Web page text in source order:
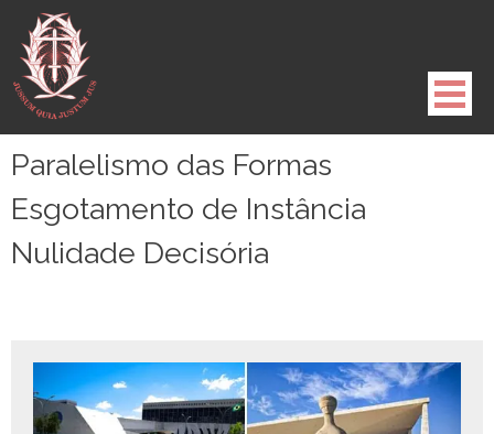
para
conteúdo
Paralelismo das Formas
Esgotamento de Instância
Nulidade Decisória